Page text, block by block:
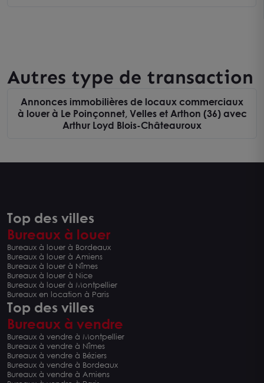
Autres type de transaction
Annonces immobilières de locaux commerciaux
à louer à Le Poinçonnet, Velles et Arthon (36) avec
Arthur Loyd Blois-Châteauroux
Top des villes
Bureaux à louer
Bureaux à louer à Bordeaux
Bureaux à louer à Amiens
Bureaux à louer à Nîmes
Bureaux à louer à Nice
Bureaux à louer à Montpellier
Bureaux en location à Paris
Top des villes
Bureaux à vendre
Bureaux à vendre à Montpellier
Bureaux à vendre à Nîmes
Bureaux à vendre à Béziers
Bureaux à vendre à Bordeaux
Bureaux à vendre à Amiens